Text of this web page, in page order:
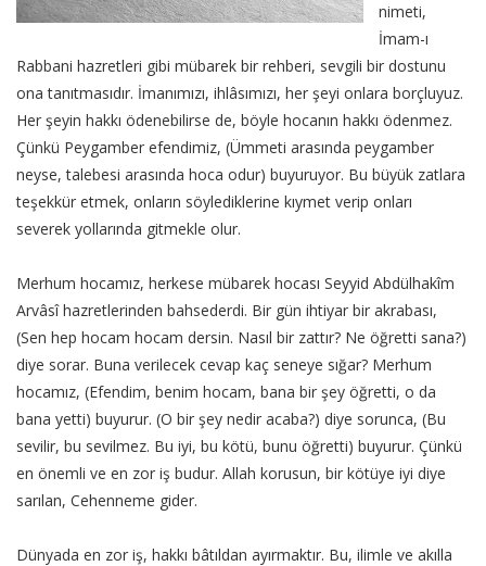
nimeti,
İmam-ı
Rabbani hazretleri gibi mübarek bir rehberi, sevgili bir dostunu
ona tanıtmasıdır. İmanımızı, ihlâsımızı, her şeyi onlara borçluyuz.
Her şeyin hakkı ödenebilirse de, böyle hocanın hakkı ödenmez.
Çünkü Peygamber efendimiz, (Ümmeti arasında peygamber
neyse, talebesi arasında hoca odur) buyuruyor. Bu büyük zatlara
teşekkür etmek, onların söylediklerine kıymet verip onları
severek yollarında gitmekle olur.
Merhum hocamız, herkese mübarek hocası Seyyid Abdülhakîm
Arvâsî hazretlerinden bahsederdi. Bir gün ihtiyar bir akrabası,
(Sen hep hocam hocam dersin. Nasıl bir zattır? Ne öğretti sana?)
diye sorar. Buna verilecek cevap kaç seneye sığar? Merhum
hocamız, (Efendim, benim hocam, bana bir şey öğretti, o da
bana yetti) buyurur. (O bir şey nedir acaba?) diye sorunca, (Bu
sevilir, bu sevilmez. Bu iyi, bu kötü, bunu öğretti) buyurur. Çünkü
en önemli ve en zor iş budur. Allah korusun, bir kötüye iyi diye
sarılan, Cehenneme gider.
Dünyada en zor iş, hakkı bâtıldan ayırmaktır. Bu, ilimle ve akılla